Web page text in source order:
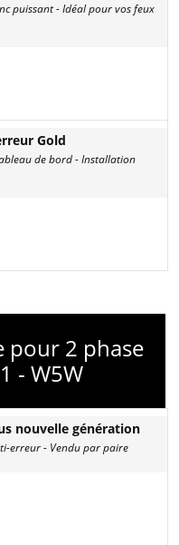
puissant - Idéal pour vos feux
Gold
de bord - Installation
pour 2 phase
- W5W
nouvelle génération
erreur - Vendu par paire